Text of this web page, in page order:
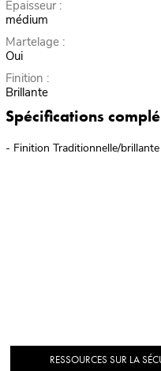
Épaisseur :
médium
Martelage :
Oui
Finition :
Brillante
Spécifications
- Finition Traditionnelle/brillante
RESSOURCES SUR LA